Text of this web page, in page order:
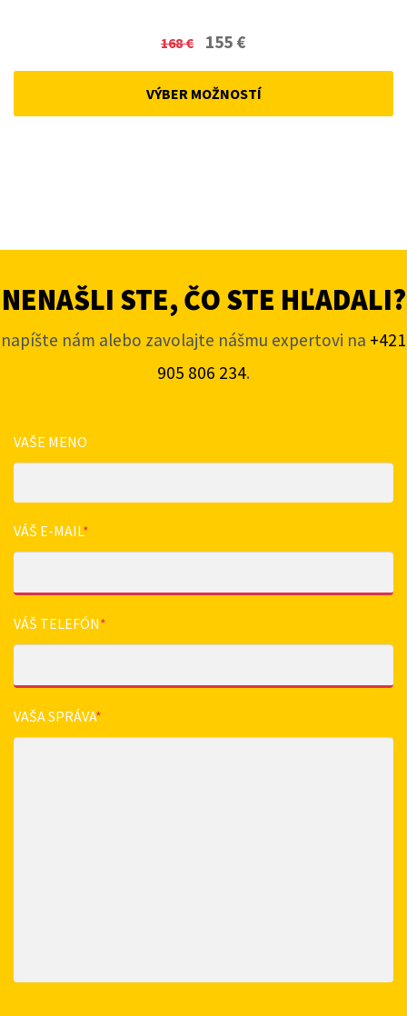
168€
Original
was:
155 €Current
VÝBER MOŽNOSTÍ
NENAŠLI STE, ČO STE HĽADALI?
napíšte nám alebo zavolajte nášmu expertovi na +421
905 806 234.
VAŠE MENO
VÁŠ E-MAIL*
VÁŠ TELEFÓN*
VAŠA SPRÁVA*